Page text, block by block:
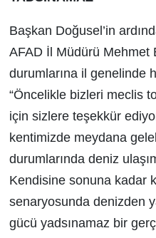
Başkan Doğusel’in
AFAD İl Müdürü Mehmet
durumlarına il genelinde
“Öncelikle bizleri meclis
için sizlere teşekkür
kentimizde meydana
durumlarında deniz
Kendisine sonuna kadar
senaryosunda denizden
gücü yadsınamaz bir